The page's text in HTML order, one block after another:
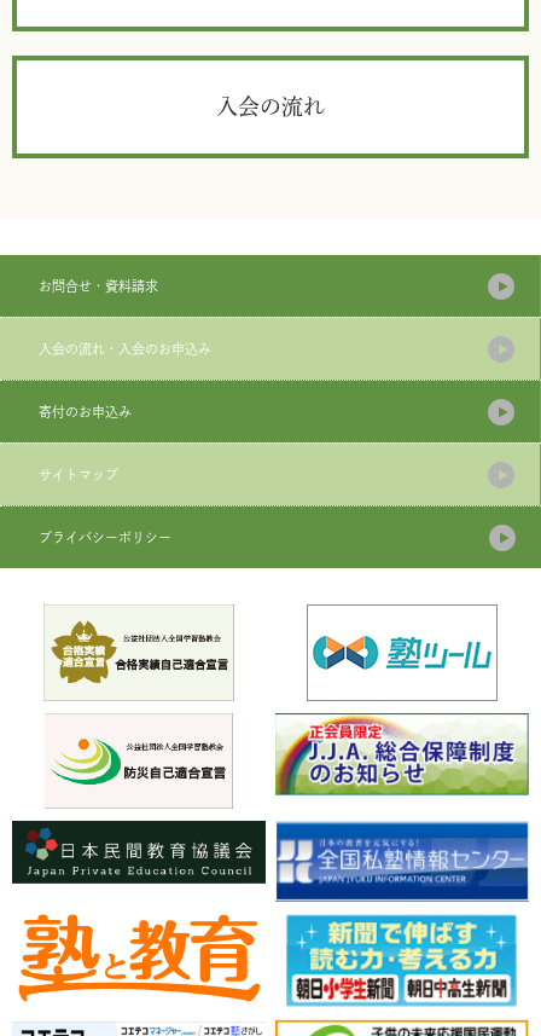
入会の流れ
お問合せ・資料請求
入会の流れ・入会のお申込み
寄付のお申込み
サイトマップ
プライバシーポリシー